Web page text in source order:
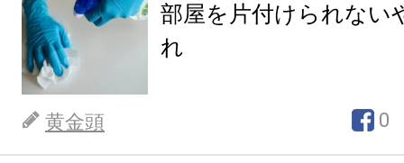
部屋を片付けられない
れ
黄金頭 0